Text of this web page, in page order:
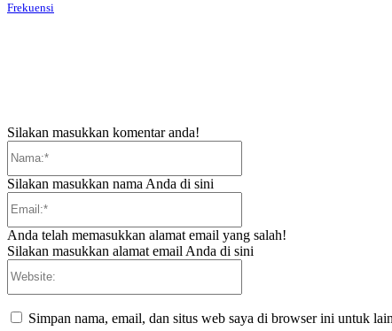
Frekuensi
Silakan masukkan komentar anda!
Silakan masukkan nama Anda di sini
Anda telah memasukkan alamat email yang salah!
Silakan masukkan alamat email Anda di sini
Simpan nama, email, dan situs web saya di browser ini untuk